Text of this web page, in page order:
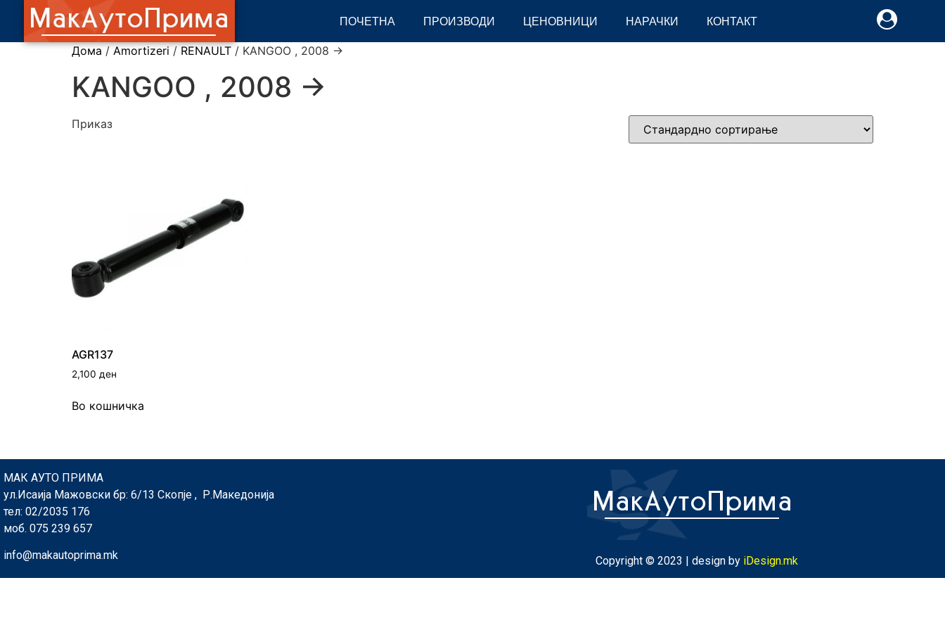
ПОЧЕТНА ПРОИЗВОДИ ЦЕНОВНИЦИ НАРАЧКИ КОНТАКТ
Дома / Amortizeri / RENAULT / KANGOO , 2008 ->
KANGOO , 2008 ->
Приказ
AGR137
2,100 ден
Во кошничка
МАК АУТО ПРИМА
ул.Исаија Мажовски бр: 6/13 Скопје , Р.Македонија
тел: 02/2035 176
моб. 075 239 657
info@makautoprima.mk Copyright © 2023 | design by iDesign.mk